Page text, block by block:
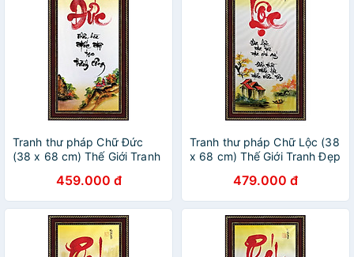
Tranh thư pháp Chữ Đức
(38 x 68 cm) Thế Giới Tranh
459.000 đ
Tranh thư pháp Chữ Lộc (38
x 68 cm) Thế Giới Tranh Đẹp
479.000 đ